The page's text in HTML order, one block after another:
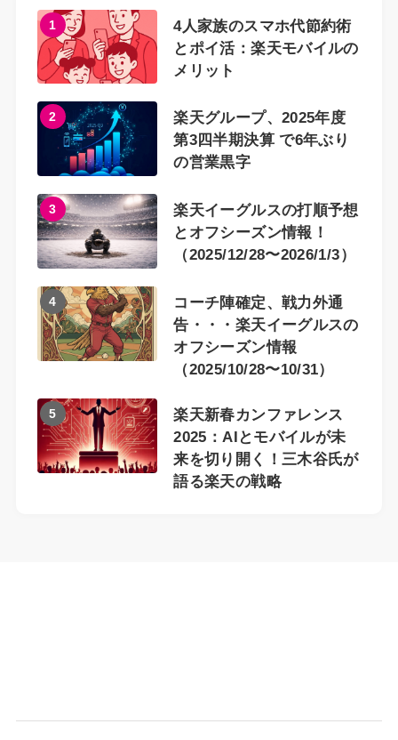
1
4人家族のスマホ代節約術
とポイ活：楽天モバイルの
メリット
2
楽天グループ、2025年度
第3四半期決算 で6年ぶり
の営業黒字
3
楽天イーグルスの打順予想
とオフシーズン情報！
（2025/12/28〜2026/1/3）
4
コーチ陣確定、戦力外通
告・・・楽天イーグルスの
オフシーズン情報
（2025/10/28〜10/31）
5
楽天新春カンファレンス
2025：AIとモバイルが未
来を切り開く！三木谷氏が
語る楽天の戦略